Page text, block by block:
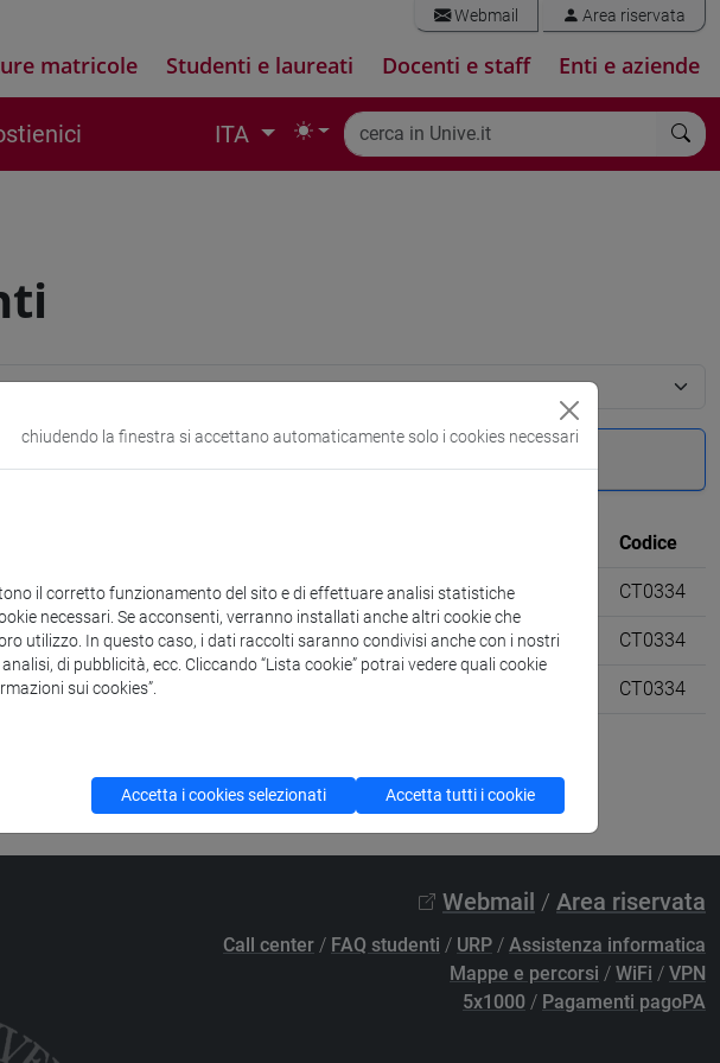
Webmail Area riservata
matricole Studenti e laureati Docenti e staff Enti e aziende
ITA
Codice
e tecnologie sostenibili [CT7] CT0334
2-chimica e tecnologie sostenibili [CT7] 6 su 12 CT0334
1-chimica e tecnologie sostenibili [CT7] CT0334
Webmail / Area riservata
Call center / FAQ studenti / URP / Assistenza informatica
Mappe e percorsi / WiFi / VPN
5x1000 / Pagamenti pagoPA
chiudendo la finestra si accettano automaticamente solo i cookies necessari
il corretto funzionamento del sito e di effettuare analisi statistiche
necessari. Se acconsenti, verranno installati anche altri cookie che
utilizzo. In questo caso, i dati raccolti saranno condivisi anche con i nostri
di pubblicità, ecc. Cliccando “Lista cookie” potrai vedere quali cookie
sui cookies”.
Accetta i cookies selezionati Accetta tutti i cookie